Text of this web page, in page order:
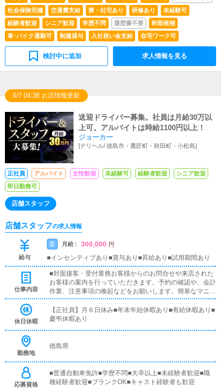
社会保険完備
交通費支給 寮・社宅あり 研修あり
未経験可
経験者歓迎
シニア歓迎 学歴不問 履歴書不要
幹部候補
車･バイク通勤可
制服貸与 入社祝い金支給 在宅ワーク可
検討中に追加 求人情報を見る
6/7 04:38 お店情報更新
送迎ドライバー募集。社員は月給30万以
上可。アルバイトは時給1100円以上！
ジョーカー
[デリヘル/徳島市・鷹匠町・秋田町・小松島]
正社員 アルバイト 女性歓迎 未経験可 経験者歓迎
シニア歓迎
即日勤務可
店舗スタッフ
店舗スタッフの求人情報
給与
正 月給 : 300,000 円
■インセンティブあり■賞与あり■昇給あり■試用期間あり
仕事内容
■対面接客・受付業務お客様からのお問合せや来店された
お客様の案内を行っていただきます。予約の確認や、会計
作業、注意事項の喚起などをお願いします。簡単なマニュ
アルや、先輩スタッフに付いて業務内容を見ながら徐々に
覚えていただきますので、未経験の方でも安心して働けま
す。■PC更新業務ヘブンネットなど、ポータルサイト等の
はボタンを押すだけや、ブログの更新時に簡単に文字が入
きます。■清掃・備品管理お客様やキャストの方に快適に
お過ごしいただくため、店内の清掃や備品の管理・補充を
行っていただきます。
休日休暇
【正社員】月６日休み■年末年始休暇あり■有給休暇あり■
慶弔休暇あり
勤務地
徳島県
応募資格
■普通自動車免許■学歴不問■大卒以上■未経験者歓迎■職
種経験者歓迎■ブランクOK■キャスト経験者も歓迎